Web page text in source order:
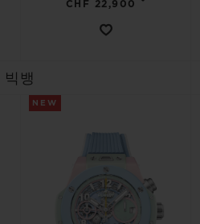
CHF 22,900
빅뱅
NEW